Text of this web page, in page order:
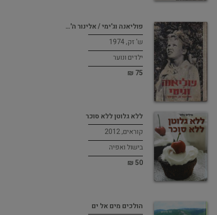
פוליאנה וג'ימי / אלינור ה'…
ש' זק, 1974
ילדים ונוער
75 ₪
ללא גלוטן ללא סוכר
קוראים, 2012
בישול ואפיה
50 ₪
הולכים מים אל ים